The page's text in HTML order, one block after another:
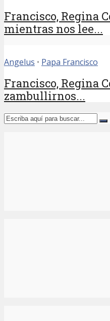
Francisco, Regina
mientras nos lee...
Angelus • Papa Francisco
Francisco, Regina
zambullirnos...